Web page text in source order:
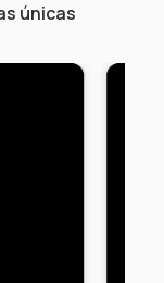
únicas